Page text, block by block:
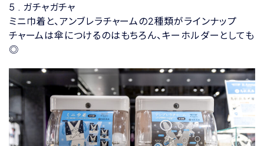
5 . ガチャガチャ
ミニ巾着と、アンブレラチャームの2種類がラインナップ
チャームは傘につけるのはもちろん、キーホルダーとしても
◎